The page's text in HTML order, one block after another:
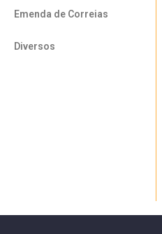
Emenda de Correias
Diversos